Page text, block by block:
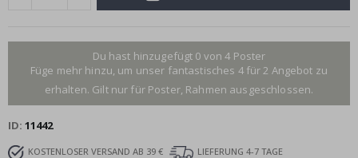
Du hast hinzugefügt 0 von 4 Poster
Füge mehr hinzu, um unser fantastisches 4 für 2 Angebot zu
erhalten. Gilt nur für Poster, Rahmen ausgeschlossen.
ID 11442
KOSTENLOSER VERSAND AB 39 €
LIEFERUNG 4-7 TAGE